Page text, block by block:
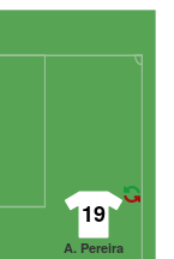
19
A. Pereira